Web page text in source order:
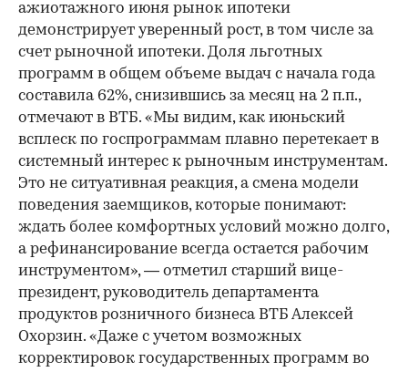
ажиотажного июня рынок ипотеки
демонстрирует уверенный рост, в том числе за
счет рыночной ипотеки. Доля льготных
программ в общем объеме выдач с начала года
составила 62%, снизившись за месяц на 2 п.п.,
отмечают в ВТБ. «Мы видим, как июньский
всплеск по госпрограммам плавно перетекает в
системный интерес к рыночным инструментам.
Это не ситуативная реакция, а смена модели
поведения заемщиков, которые понимают:
ждать более комфортных условий можно долго,
а рефинансирование всегда остается рабочим
инструментом», — отметил старший вице-
президент, руководитель департамента
продуктов розничного бизнеса ВТБ Алексей
Охорзин. «Даже с учетом возможных
корректировок государственных программ во